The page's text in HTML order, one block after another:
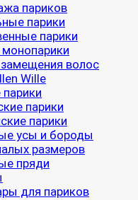
париков
парики
парики
волос
Wille
парики
парики
усы и бороды
размеров
пряди
для париков